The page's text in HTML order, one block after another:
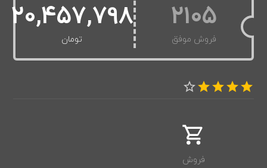
20,457,798
تومان
2105
فروش موفق
فروش